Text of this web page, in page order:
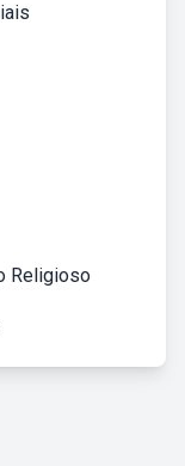
Religioso